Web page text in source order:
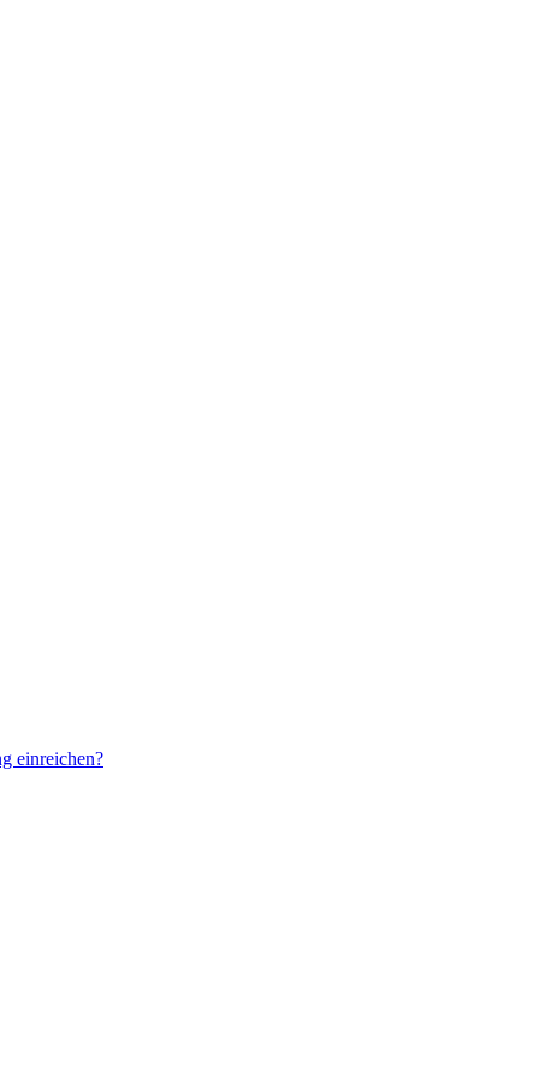
einreichen?